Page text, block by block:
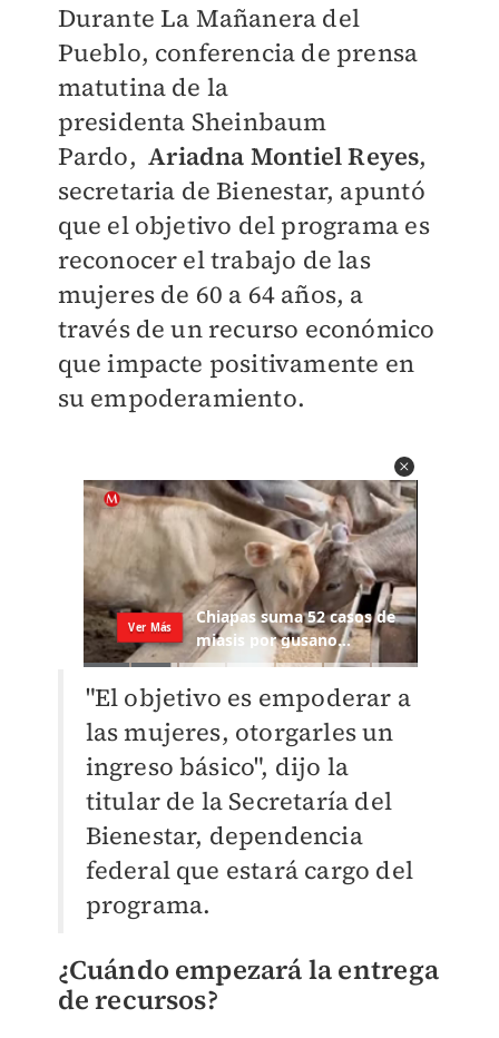
Durante La Mañanera del
Pueblo, conferencia de prensa
matutina de la
presidenta Sheinbaum
Pardo, Ariadna Montiel Reyes,
secretaria de Bienestar, apuntó
que el objetivo del programa es
reconocer el trabajo de las
mujeres de 60 a 64 años, a
través de un recurso económico
que impacte positivamente en
su empoderamiento.
"El objetivo es empoderar a
las mujeres, otorgarles un
ingreso básico", dijo la
titular de la Secretaría del
Bienestar, dependencia
federal que estará cargo del
programa.
¿Cuándo empezará la entrega
de recursos?